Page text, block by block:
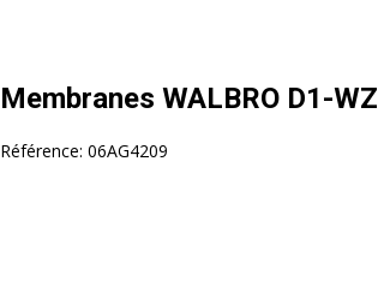
Membranes WALBRO D1-WZ
Référence: 06AG4209